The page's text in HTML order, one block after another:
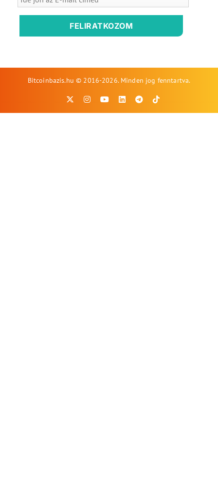
FELIRATKOZOM
Bitcoinbazis.hu © 2016-2026. Minden jog fenntartva.